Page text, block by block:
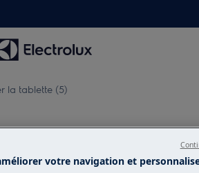
la tablette (5)
votre navigation et